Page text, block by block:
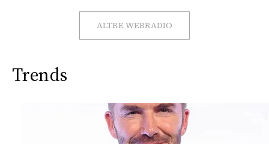
ALTRE WEBRADIO
Trends